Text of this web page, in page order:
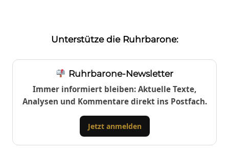
Unterstütze die Ruhrbarone:
Ruhrbarone-Newsletter
Immer informiert bleiben: Aktuelle Texte,
Analysen und Kommentare direkt ins Postfach.
Jetzt anmelden